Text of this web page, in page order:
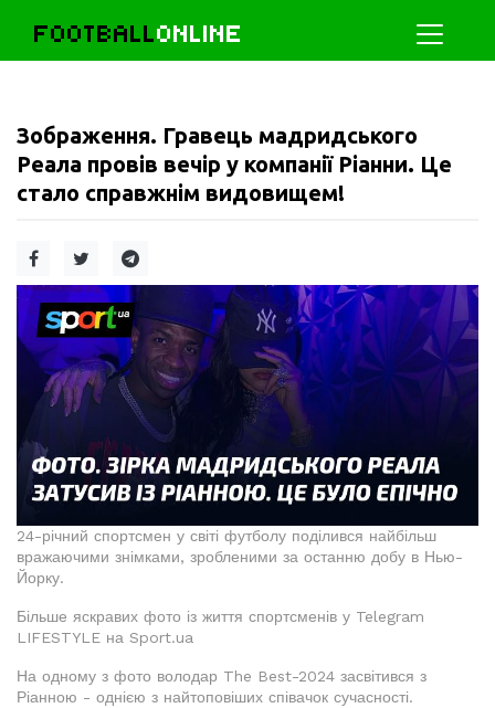
FOOTBALLONLINE
Зображення. Гравець мадридського
Реала провів вечір у компанії Ріанни. Це
стало справжнім видовищем!
24-річний спортсмен у світі футболу поділився найбільш
вражаючими знімками, зробленими за останню добу в Нью-
Йорку.
Більше яскравих фото із життя спортсменів у Telegram
LIFESTYLE на Sport.ua
На одному з фото володар The Best-2024 засвітився з
Ріанною - однією з найтоповіших співачок сучасності.